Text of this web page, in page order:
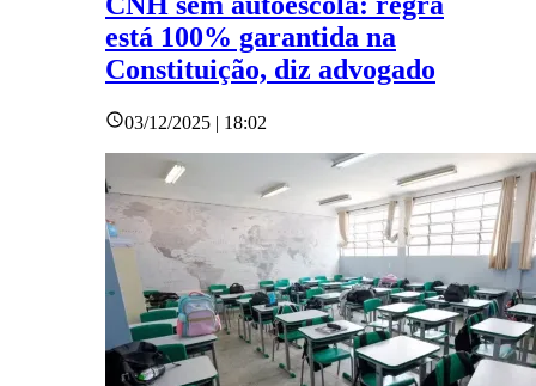
está 100% garantida na
Constituição, diz advogado
03/12/2025 | 18:02